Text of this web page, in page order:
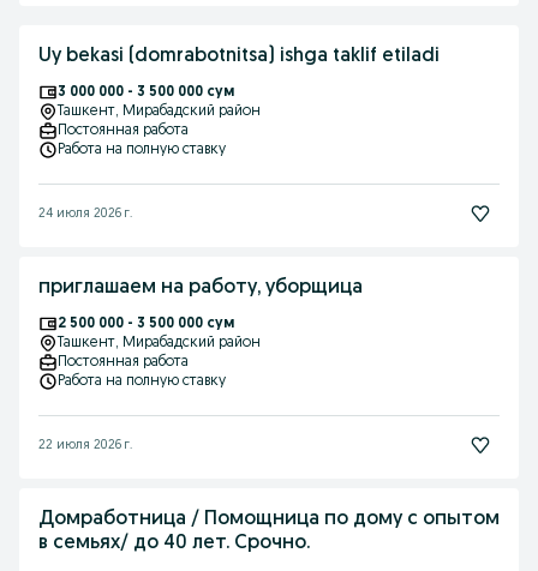
Uy bekasi (domrabotnitsa) ishga taklif etiladi
3 000 000 - 3 500 000 сум
Ташкент, Мирабадский район
Постоянная работа
Работа на полную ставку
24 июля 2026 г.
приглашаем на работу, уборщица
2 500 000 - 3 500 000 сум
Ташкент, Мирабадский район
Постоянная работа
Работа на полную ставку
22 июля 2026 г.
Домработница / Помощница по дому с опытом
в семьях/ до 40 лет. Срочно.